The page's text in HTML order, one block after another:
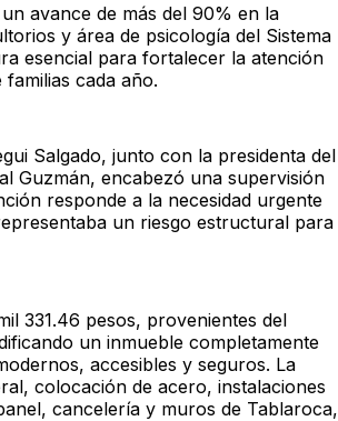
avance de más del 90% en la
y área de psicología del Sistema
esencial para fortalecer la atención
cada año.
Salgado, junto con la presidenta del
Guzmán, encabezó una supervisión
responde a la necesidad urgente
un riesgo estructural para
331.46 pesos, provenientes del
un inmueble completamente
accesibles y seguros. La
colocación de acero, instalaciones
cancelería y muros de Tablaroca,